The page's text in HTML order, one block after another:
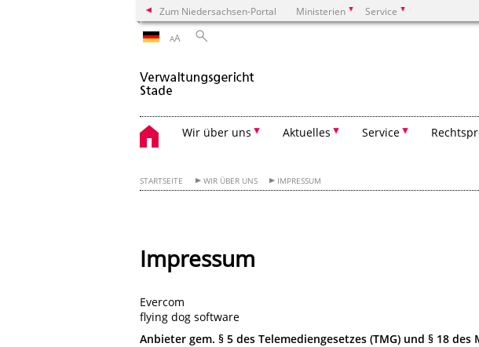
Zum Niedersachsen-Portal Ministerien Service
AA
Wir über uns Aktuelles Service
STARTSEITE WIR ÜBER UNS IMPRESSUM
Impressum
Evercom
flying dog software
Anbieter gem. § 5 des Telemediengesetzes (TMG) und § 18